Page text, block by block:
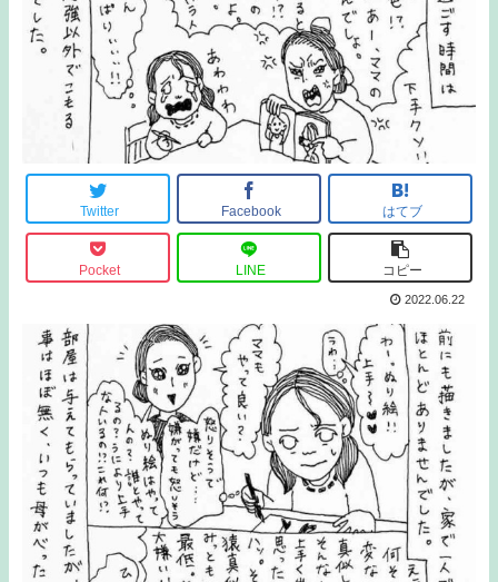
Twitter Facebook はてブ
Pocket LINE コピー
2022.06.22